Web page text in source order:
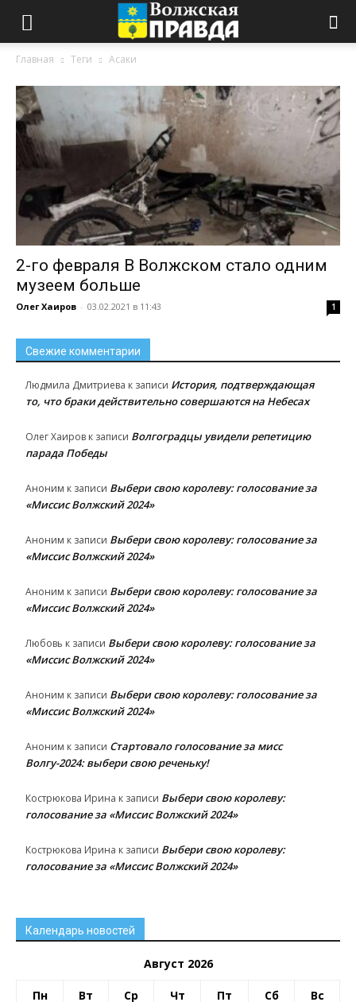
Главная Теги Асаки
2-го февраля В Волжском стало одним
музеем больше
Олег Хаиров - 03.02.2021 в 11:43 1
Свежие комментарии
Людмила Дмитриева к записи История, подтверждающая
то, что браки действительно совершаются на Небесах
Олег Хаиров к записи Волгоградцы увидели репетицию
парада Победы
Аноним к записи Выбери свою королеву: голосование за
«Миссис Волжский 2024»
Аноним к записи Выбери свою королеву: голосование за
«Миссис Волжский 2024»
Аноним к записи Выбери свою королеву: голосование за
«Миссис Волжский 2024»
Любовь к записи Выбери свою королеву: голосование за
«Миссис Волжский 2024»
Аноним к записи Выбери свою королеву: голосование за
«Миссис Волжский 2024»
Аноним к записи Стартовало голосование за мисс
Волгу-2024: выбери свою реченьку!
Кострюкова Ирина к записи Выбери свою королеву:
голосование за «Миссис Волжский 2024»
Кострюкова Ирина к записи Выбери свою королеву:
голосование за «Миссис Волжский 2024»
Календарь новостей
Август 2026
Пн Вт Ср Чт Пт Сб Вс